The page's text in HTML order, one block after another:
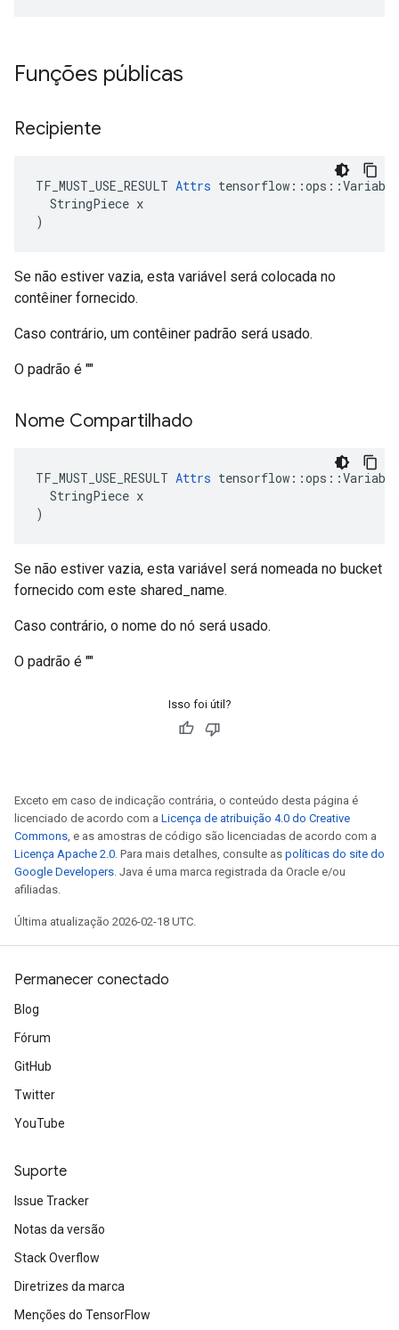
Funções públicas
Recipiente
TF_MUST_USE_RESULT Attrs
  StringPiece x
)
Se não estiver vazia, esta variável será colocada no
contêiner fornecido.
Caso contrário, um contêiner padrão será usado.
O padrão é ""
Nome Compartilhado
TF_MUST_USE_RESULT Attrs
  StringPiece x
)
Se não estiver vazia, esta variável será nomeada no bucket
fornecido com este shared_name.
Caso contrário, o nome do nó será usado.
O padrão é ""
Isso foi útil?
Exceto em caso de indicação contrária, o conteúdo desta página é
licenciado de acordo com a Licença de atribuição 4.0 do Creative
Commons, e as amostras de código são licenciadas de acordo com a
Licença Apache 2.0. Para mais detalhes, consulte as políticas do site do
Google Developers. Java é uma marca registrada da Oracle e/ou
afiliadas.
Última atualização 2026-02-18 UTC.
Permanecer conectado
Blog
Fórum
GitHub
Twitter
YouTube
Suporte
Issue Tracker
Notas da versão
Stack Overflow
Diretrizes da marca
Menções do TensorFlow